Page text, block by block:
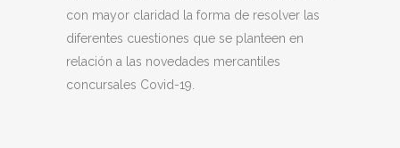
con mayor claridad la forma de resolver las
diferentes cuestiones que se planteen en
relación a las novedades mercantiles
concursales Covid-19.